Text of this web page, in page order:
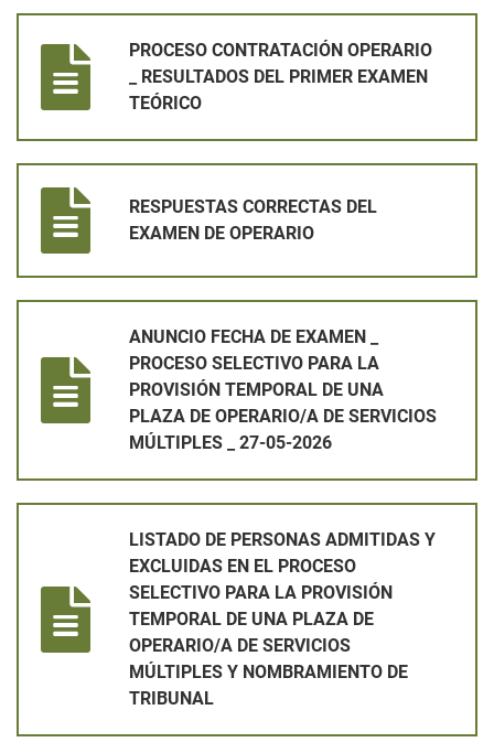
PROCESO CONTRATACIÓN OPERARIO
_ RESULTADOS DEL PRIMER EXAMEN
TEÓRICO
RESPUESTAS CORRECTAS DEL
EXAMEN DE OPERARIO
ANUNCIO FECHA DE EXAMEN _
PROCESO SELECTIVO PARA LA
PROVISIÓN TEMPORAL DE UNA
PLAZA DE OPERARIO/A DE SERVICIOS
MÚLTIPLES _ 27-05-2026
LISTADO DE PERSONAS ADMITIDAS Y
EXCLUIDAS EN EL PROCESO
SELECTIVO PARA LA PROVISIÓN
TEMPORAL DE UNA PLAZA DE
OPERARIO/A DE SERVICIOS
MÚLTIPLES Y NOMBRAMIENTO DE
TRIBUNAL